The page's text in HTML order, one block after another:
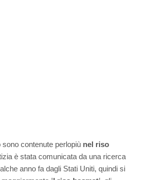
contenute perlopiù nel riso
è stata comunicata da una ricerca
anno fa dagli Stati Uniti, quindi si